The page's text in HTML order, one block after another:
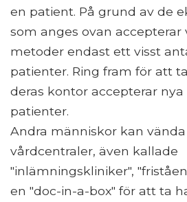
en patient. På grund av de
som anges ovan accepterar
metoder endast ett visst
patienter. Ring fram för att
deras kontor accepterar nya
patienter.
Andra människor kan
vårdcentraler, även kallade
"inlämningskliniker",
en "doc-in-a-box" för att ta